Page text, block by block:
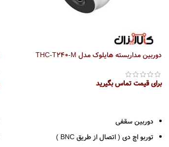
دوربین مداربسته هایلوک مدل THC-T240-M
برای قیمت تماس بگیرید
دوربین سقفی
توربو اچ دی ( اتصال از طریق BNC )